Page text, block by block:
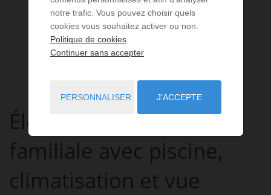
Élégante propriété
familiale avec piscine,
climatisation et vue
notre trafic. Vous pouvez choisir quels
cookies vous souhaitez activer ou non.
Politique de cookies
Continuer sans accepter
PERSONNALISER J'ACCEPTE